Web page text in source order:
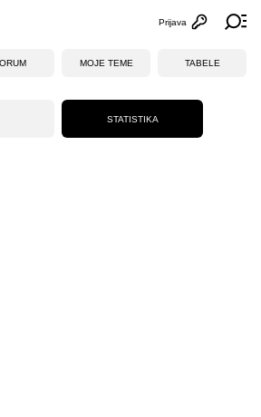
Otvori
Prijava
MOJE TEME TABELE
STATISTIKA